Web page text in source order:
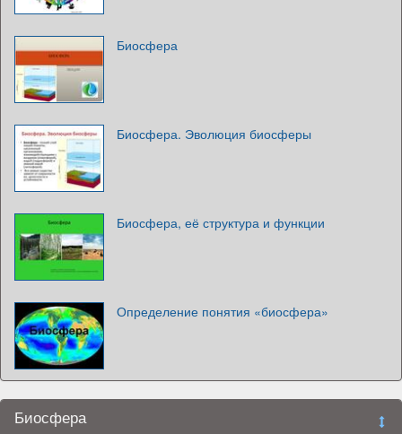
Биосфера
Биосфера. Эволюция биосферы
Биосфера, её структура и функции
Определение понятия «биосфера»
Биосфера